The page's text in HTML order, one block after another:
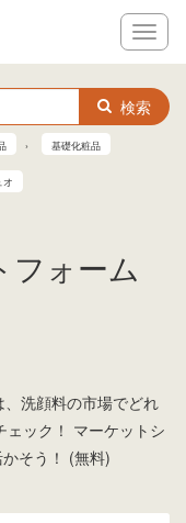
メ
ニ
ー
検索
基礎化粧品
オ
フォーム
、洗顔料の市場でどれ
ェック！ マーケットシ
そう！ (無料)